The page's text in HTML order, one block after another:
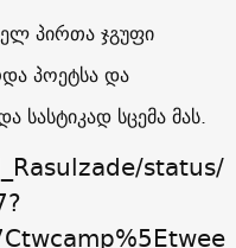
პირთა ჯგუფი
პოეტსა და
სცემა მას.
status/